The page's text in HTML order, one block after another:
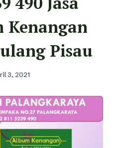
Kenangan
Pisau
3, 2021